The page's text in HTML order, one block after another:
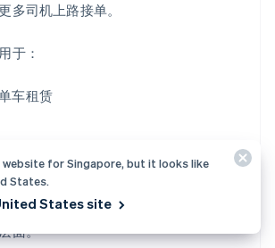
多司机上路接单。
于：
车租赁
别是在高峰期）
单的方式，能实时让价格与供需相匹
面。
website for Singapore, but it looks like
States.
States site